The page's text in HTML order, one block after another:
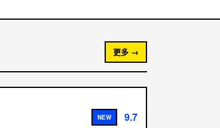
更多 →
NEW 9.7